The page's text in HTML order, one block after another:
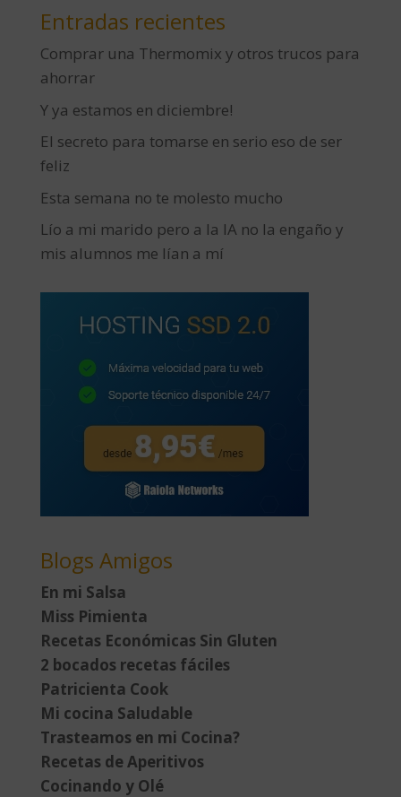
Entradas recientes
Comprar una Thermomix y otros trucos para
ahorrar
Y ya estamos en diciembre!
El secreto para tomarse en serio eso de ser
feliz
Esta semana no te molesto mucho
Lío a mi marido pero a la IA no la engaño y
mis alumnos me lían a mí
Blogs Amigos
En mi Salsa
Miss Pimienta
Recetas Económicas Sin Gluten
2 bocados recetas fáciles
Patricienta Cook
Mi cocina Saludable
Trasteamos en mi Cocina?
Recetas de Aperitivos
Cocinando y Olé